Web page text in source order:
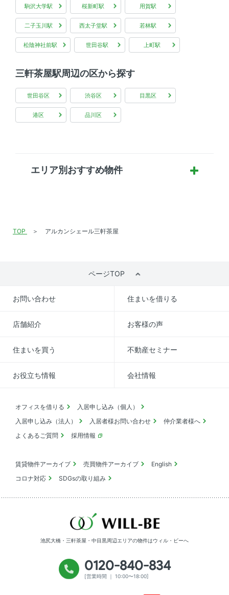
駒沢大学駅 桜新町駅 用賀駅
二子玉川駅 西太子堂駅 若林駅
松陰神社前駅 世田谷駅 上町駅
三軒茶屋駅周辺の区から探す
世田谷区 渋谷区 目黒区
港区 品川区
エリア別おすすめ物件
TOP アルカンシェール三軒茶屋
ページTOP
お問い合わせ 住まいを借りる
店舗紹介 お客様の声
住まいを買う 不動産セミナー
お役立ち情報 会社情報
オフィスを借りる
入居申し込み（個人）
入居申し込み（法人）
入居者様お問い合わせ
仲介業者様へ
よくあるご質問
採用情報
賃貸物件アーカイブ 売買物件アーカイブ
English
コロナ対応
SDGsの取り組み
池尻大橋・三軒茶屋・中目黒周辺エリアの物件はウィル・ビーへ
0120-840-834
[営業時間 ｜ 10:00〜18:00]